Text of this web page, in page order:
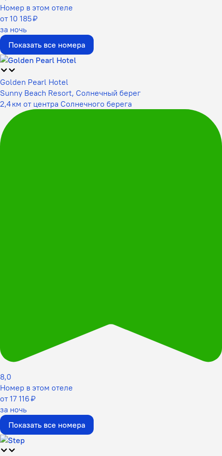
Номер в этом отеле
от 10 185 ₽
за ночь
Показать все номера
Golden Pearl Hotel
Sunny Beach Resort, Солнечный берег
2,4 км от центра Солнечного берега
8,0
Номер в этом отеле
от 17 116 ₽
за ночь
Показать все номера